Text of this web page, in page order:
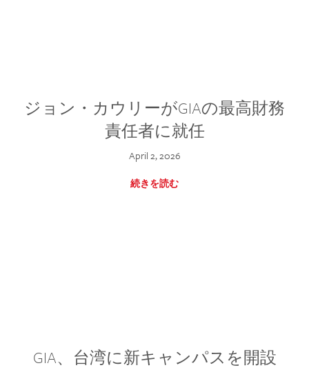
ジョン・カウリーがGIAの最高財務
責任者に就任
April 2, 2026
続きを読む
GIA、台湾に新キャンパスを開設